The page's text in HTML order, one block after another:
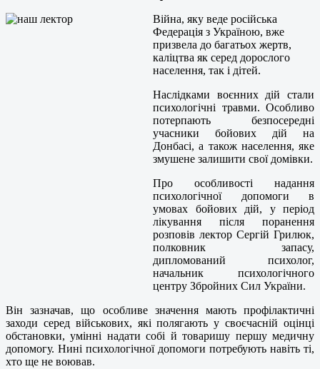
Війна, яку веде російська
Федерація з Україною, вже
призвела до багатьох жертв,
каліцтва як серед дорослого
населення, так і дітей.
Наслідками воєнних дій стали
психологічні травми. Особливо
потерпають безпосередні
учасники бойових дій на
Донбасі, а також населення, яке
змушене залишити свої домівки.
Про особливості надання
психологічної допомоги в
умовах бойових дій, у період
лікування після поранення
розповів лектор Сергій Грилюк,
полковник запасу,
дипломований психолог,
начальник психологічного
центру Збройних Сил України.
Він зазначав, що особливе значення мають профілактичні
заходи серед військових, які полягають у своєчасній оцінці
обстановки, умінні надати собі й товаришу першу медичну
допомогу. Нині психологічної допомоги потребують навіть ті,
хто ще не воював.